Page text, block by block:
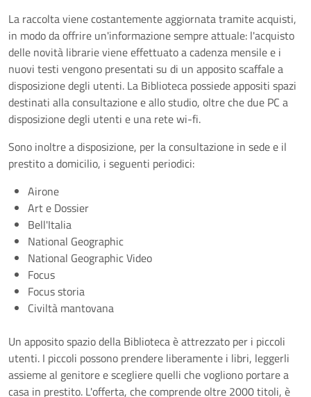
La raccolta viene costantemente aggiornata tramite acquisti,
in modo da offrire un'informazione sempre attuale: l'acquisto
delle novità librarie viene effettuato a cadenza mensile e i
nuovi testi vengono presentati su di un apposito scaffale a
disposizione degli utenti. La Biblioteca possiede appositi spazi
destinati alla consultazione e allo studio, oltre che due PC a
disposizione degli utenti e una rete wi-fi.
Sono inoltre a disposizione, per la consultazione in sede e il
prestito a domicilio, i seguenti periodici:
Airone
Art e Dossier
Bell'Italia
National Geographic
National Geographic Video
Focus
Focus storia
Civiltà mantovana
Un apposito spazio della Biblioteca è attrezzato per i piccoli
utenti. I piccoli possono prendere liberamente i libri, leggerli
assieme al genitore e scegliere quelli che vogliono portare a
casa in prestito. L'offerta, che comprende oltre 2000 titoli, è